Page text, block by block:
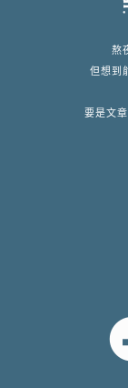
熬
但想到
要是文